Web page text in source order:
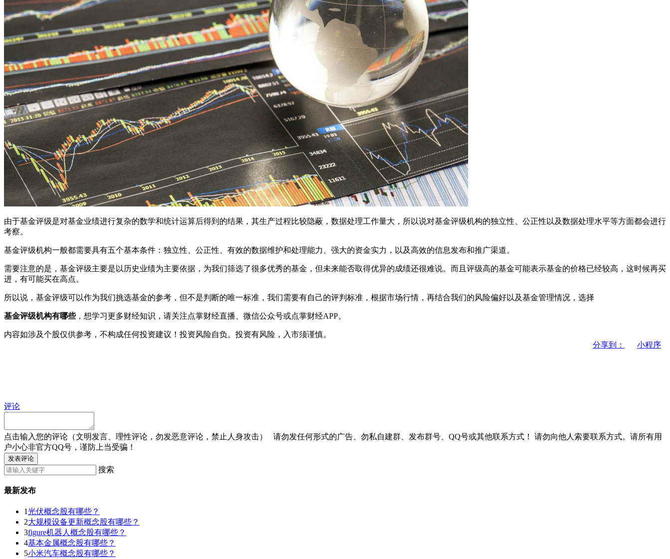
由于基金评级是对基金业绩进行复杂的数学和统计运算后得到的结果，其生产过程比较隐蔽，数据处理工作量大，所以说对基金评级机构的独立性、公正性以及数据处理水平等方面都会进行
考察。
基金评级机构一般都需要具有五个基本条件：独立性、公正性、有效的数据维护和处理能力、强大的资金实力，以及高效的信息发布和推广渠道。
需要注意的是，基金评级主要是以历史业绩为主要依据，为我们筛选了很多优秀的基金，但未来能否取得优异的成绩还很难说。而且评级高的基金可能表示基金的价格已经较高，这时候再买
进，有可能买在高点。
所以说，基金评级可以作为我们挑选基金的参考，但不是判断的唯一标准，我们需要有自己的评判标准，根据市场行情，再结合我们的风险偏好以及基金管理情况，选择
基金评级机构有哪些，想学习更多财经知识，请关注点掌财经直播、微信公众号或点掌财经APP。
内容如涉及个股仅供参考，不构成任何投资建议！投资风险自负。投资有风险，入市须谨慎。
分享到：
小程序
评论
点击输入您的评论（文明发言、理性评论，勿发恶意评论，禁止人身攻击） 请勿发任何形式的广告、勿私自建群、发布群号、QQ号或其他联系方式！
请勿向他人索要联系方式。请所有用
户小心非官方QQ号，谨防上当受骗！
发表评论
搜索
最新发布
1光伏概念股有哪些？
2大规模设备更新概念股有哪些？
3figure机器人概念股有哪些？
4基本金属概念股有哪些？
5小米汽车概念股有哪些？